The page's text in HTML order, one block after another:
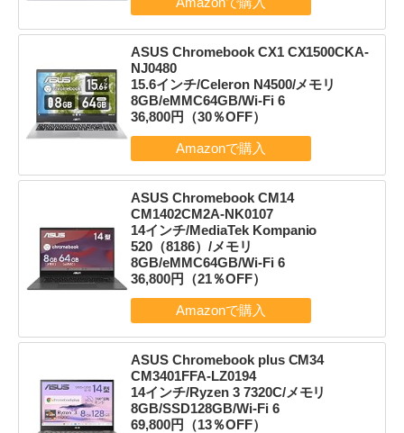
ASUS Chromebook CX1 CX1500CKA-
NJ0480
15.6インチ/Celeron N4500/メモリ
8GB/eMMC64GB/Wi-Fi 6
36,800円（30％OFF）
ASUS Chromebook CM14
CM1402CM2A-NK0107
14インチ/MediaTek Kompanio
520（8186）/メモリ
8GB/eMMC64GB/Wi-Fi 6
36,800円（21％OFF）
ASUS Chromebook plus CM34
CM3401FFA-LZ0194
14インチ/Ryzen 3 7320C/メモリ
8GB/SSD128GB/Wi-Fi 6
69,800円（13％OFF）